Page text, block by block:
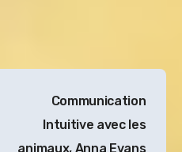
Communication
Intuitive avec les
animaux, Anna Evans